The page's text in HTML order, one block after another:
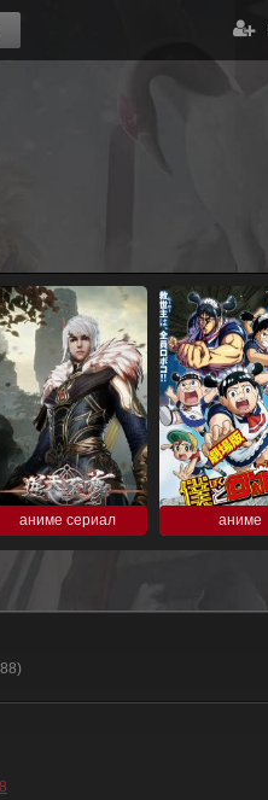
аниме сериал аниме